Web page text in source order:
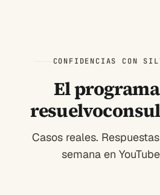
CONFIDENCIAS CON
El
resuelvo
Casos reales.
semana en